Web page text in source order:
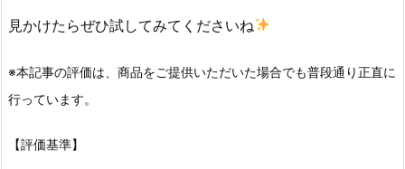
見かけたらぜひ試してみてくださいね
※本記事の評価は、商品をご提供いただいた場合でも普段通り正直に
行っています。
【評価基準】